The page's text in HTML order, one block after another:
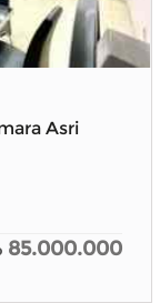
Asri
85.000.000